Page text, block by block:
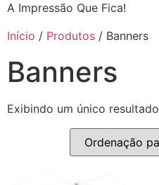
A Impressão Que Fica!
Início / Produtos / Banners
Banners
Exibindo um único resultado